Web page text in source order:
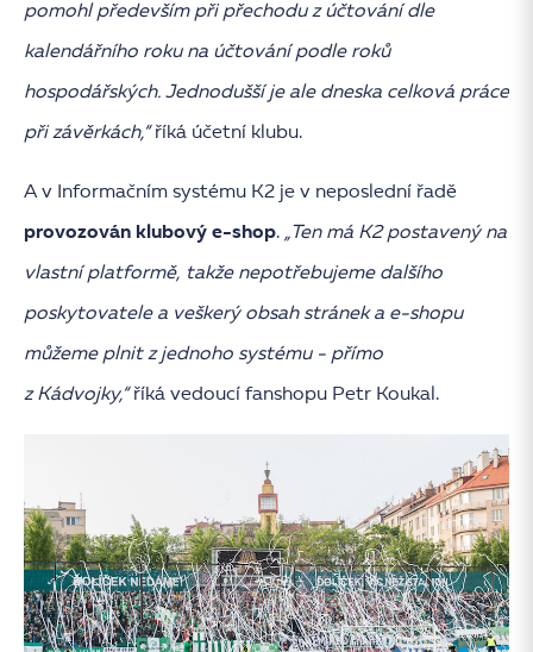
pomohl především při přechodu z účtování dle
kalendářního roku na účtování podle roků
hospodářských. Jednodušší je ale dneska celková práce
při závěrkách,“říká účetní klubu.
A v Informačním systému K2 je v neposlední řadě
provozován klubový e-shop. „Ten má K2 postavený na
vlastní platformě, takže nepotřebujeme dalšího
poskytovatele a veškerý obsah stránek a e-shopu
můžeme plnit z jednoho systému - přímo
z Kádvojky,“říká vedoucí fanshopu Petr Koukal.